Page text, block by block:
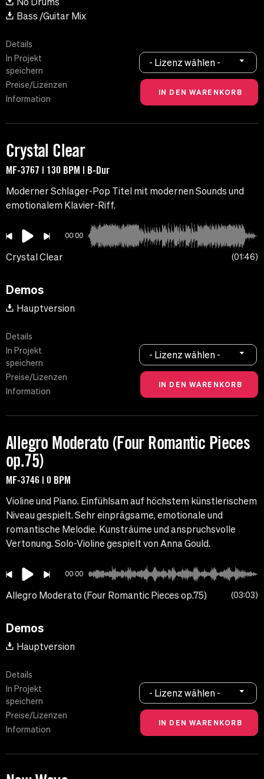
Bass /Guitar Mix
Details
In Projekt
speichern
Preise/Lizenzen
Information
- Lizenz wählen -
Crystal Clear
MF-3767 | 130 BPM | B-Dur
Moderner Schlager-Pop Titel mit modernen Sounds und
emotionalem Klavier-Riff.
00:00
Crystal Clear 01:46
Demos
Hauptversion
Details
In Projekt
speichern
Preise/Lizenzen
Information
- Lizenz wählen -
Allegro Moderato (Four Romantic Pieces
op.75)
MF-3746 | 0 BPM
Violine und Piano. Einfühlsam auf höchstem künstlerischem
Niveau gespielt. Sehr einprägsame, emotionale und
romantische Melodie. Kunsträume und anspruchsvolle
Vertonung. Solo-Violine gespielt von Anna Gould.
00:00
Allegro Moderato (Four Romantic Pieces op.75) 03:03
Demos
Hauptversion
Details
In Projekt
speichern
Preise/Lizenzen
Information
- Lizenz wählen -